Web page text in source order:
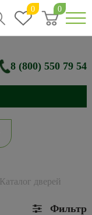
0 0
8 (800) 550 79 54
Каталог дверей
Фильтр